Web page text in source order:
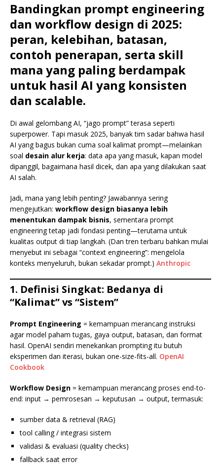
Bandingkan prompt engineering
dan workflow design di 2025:
peran, kelebihan, batasan,
contoh penerapan, serta skill
mana yang paling berdampak
untuk hasil AI yang konsisten
dan scalable.
Di awal gelombang AI, “jago prompt” terasa seperti
superpower. Tapi masuk 2025, banyak tim sadar bahwa hasil
AI yang bagus bukan cuma soal kalimat prompt—melainkan
soal desain alur kerja: data apa yang masuk, kapan model
dipanggil, bagaimana hasil dicek, dan apa yang dilakukan saat
AI salah.
Jadi, mana yang lebih penting? Jawabannya sering
mengejutkan: workflow design biasanya lebih
menentukan dampak bisnis, sementara prompt
engineering tetap jadi fondasi penting—terutama untuk
kualitas output di tiap langkah. (Dan tren terbaru bahkan mulai
menyebut ini sebagai “context engineering”: mengelola
konteks menyeluruh, bukan sekadar prompt.) Anthropic
1. Definisi Singkat: Bedanya di
“Kalimat” vs “Sistem”
Prompt Engineering = kemampuan merancang instruksi
agar model paham tugas, gaya output, batasan, dan format
hasil. OpenAI sendiri menekankan prompting itu butuh
eksperimen dan iterasi, bukan one-size-fits-all. OpenAI
Cookbook
Workflow Design = kemampuan merancang proses end-to-
end: input → pemrosesan → keputusan → output, termasuk:
sumber data & retrieval (RAG)
tool calling / integrasi sistem
validasi & evaluasi (quality checks)
fallback saat error